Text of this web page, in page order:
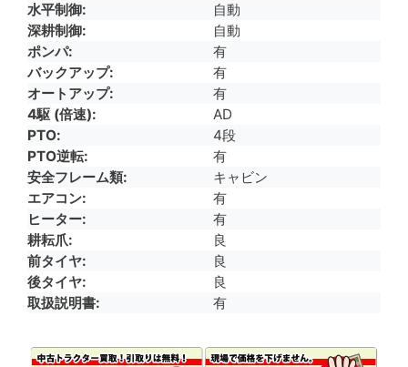
水平制御
自動
深耕制御
自動
ポンパ
有
バックアップ
有
オートアップ
有
4駆 (倍速)
AD
PTO
4段
PTO逆転
有
安全フレーム類
キャビン
エアコン
有
ヒーター
有
耕耘爪
良
前タイヤ
良
後タイヤ
良
取扱説明書
有